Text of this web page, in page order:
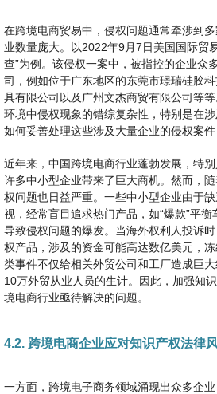
在跨境电商贸易中，侵权问题通常牵涉到
业数量庞大。以2022年9月7日美国国际贸
查”为例。该侵权一案中，被指控的企业众
司，例如位于广东地区的东莞市璟瑞硅胶
具有限公司以及广州文杰商贸有限公司等
环境中侵权现象的错综复杂性，特别是在
如何妥善处理这些涉及大量企业的侵权案件
近年来，中国跨境电商行业蓬勃发展，特
许多中小型企业带来了巨大商机。然而，
权问题也日益严重。一些中小型企业由于
视，经常盲目追求热门产品，如“爆款”平
导致侵权问题的爆发。当海外权利人投诉
权产品，涉及的资金可能高达数亿美元，
类事件不仅给相关外贸公司和工厂造成巨
10万外贸从业人员的生计。因此，加强知
境电商行业亟待解决的问题。
4.2. 跨境电商企业应对知识产权法律
一方面，跨境电子商务领域涌现出众多企